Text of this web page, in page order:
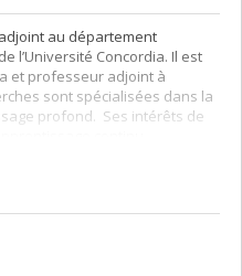
au département
l’Université Concordia. Il est
et professeur adjoint à
sont spécialisées dans la
profond. Ses intérêts de
et leurs applications à